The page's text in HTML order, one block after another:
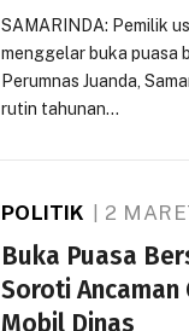
SAMARINDA: Pemilik
menggelar buka puasa
Perumnas Juanda,
rutin tahunan…
POLITIK 2
Buka Puasa
Soroti
Mobil Dinas